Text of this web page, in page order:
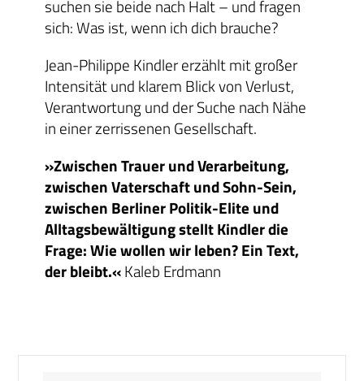
suchen sie beide nach Halt – und fragen
sich: Was ist, wenn ich dich brauche?
Jean-Philippe Kindler erzählt mit großer
Intensität und klarem Blick von Verlust,
Verantwortung und der Suche nach Nähe
in einer zerrissenen Gesellschaft.
»Zwischen Trauer und Verarbeitung,
zwischen Vaterschaft und Sohn-Sein,
zwischen Berliner Politik-Elite und
Alltagsbewältigung stellt Kindler die
Frage: Wie wollen wir leben? Ein Text,
der bleibt.«Kaleb Erdmann